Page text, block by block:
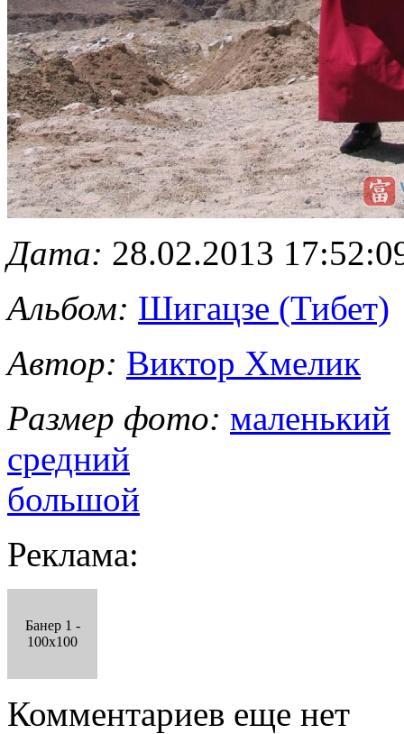
Дата: 28.02.2013
Альбом: Шигацзе (Тибет)
Автор: Виктор Хмелик
Размер фото: маленький
средний
большой
Реклама:
Банер 1 -
100x100
Комментариев еще нет